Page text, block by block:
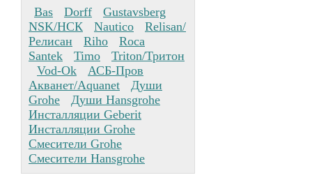
Bas Dorff
Gustavsberg
NSK/НСК
Nautico
Relisan/
Релисан
Riho
Roca
Santek
Timo
Triton/Тритон
Vod-Ok
АСБ-Пров
Акванет/Aquanet
Души
Grohe
Души Hansgrohe
Инсталляции Geberit
Инсталляции Grohe
Смесители Grohe
Смесители Hansgrohe